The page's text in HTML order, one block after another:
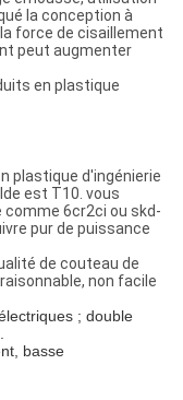
la conception à
force de cisaillement
peut augmenter
en plastique
plastique d'ingénierie
est T10. vous
comme 6cr2ci ou skd-
pur de puissance
de couteau de
non facile
; double
basse